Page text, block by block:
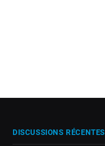
DISCUSSIONS RÉCENTES